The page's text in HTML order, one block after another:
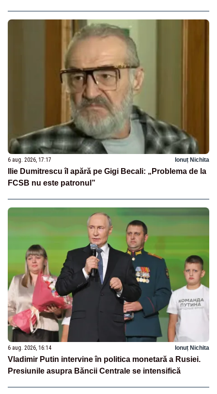
6 aug. 2026, 17:17 Ionuț Nichita
Ilie Dumitrescu îl apără pe Gigi Becali: „Problema de la
FCSB nu este patronul”
6 aug. 2026, 16:14 Ionuț Nichita
Vladimir Putin intervine în politica monetară a Rusiei.
Presiunile asupra Băncii Centrale se intensifică